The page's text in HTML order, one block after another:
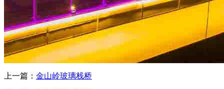
上一篇： 金山岭玻璃栈桥